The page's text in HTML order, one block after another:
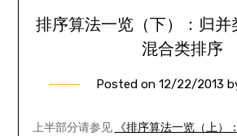
排序算法一览（下）：归并
混合类排序
Posted on 12/22/2013
上半部分请参见
《排序算法一览（上）